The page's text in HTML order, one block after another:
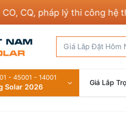
lý thi công hệ thống điện
kiếm:
- 45001 - 14001
Solar 2026 Giá Lắp